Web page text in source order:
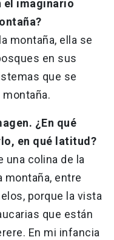
el imaginario
montaña, ella se
en sus
que se
¿En qué
en qué latitud?
una colina de la
montaña, entre
porque la vista
que están
En mi infancia